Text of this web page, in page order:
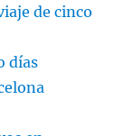
de cinco
días